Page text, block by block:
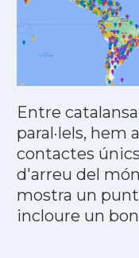
Entre
paral·lels,
contactes
d'arreu del
mostra un
incloure un